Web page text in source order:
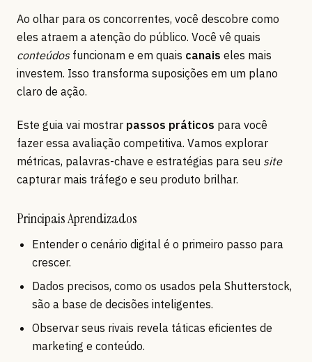
Ao olhar para os concorrentes, você descobre como
eles atraem a atenção do público. Você vê quais
conteúdosfuncionam e em quais canais eles mais
investem. Isso transforma suposições em um plano
claro de ação.
Este guia vai mostrar passos práticos para você
fazer essa avaliação competitiva. Vamos explorar
métricas, palavras-chave e estratégias para seu site
capturar mais tráfego e seu produto brilhar.
Principais Aprendizados
Entender o cenário digital é o primeiro passo para
crescer.
Dados precisos, como os usados pela Shutterstock,
são a base de decisões inteligentes.
Observar seus rivais revela táticas eficientes de
marketing e conteúdo.